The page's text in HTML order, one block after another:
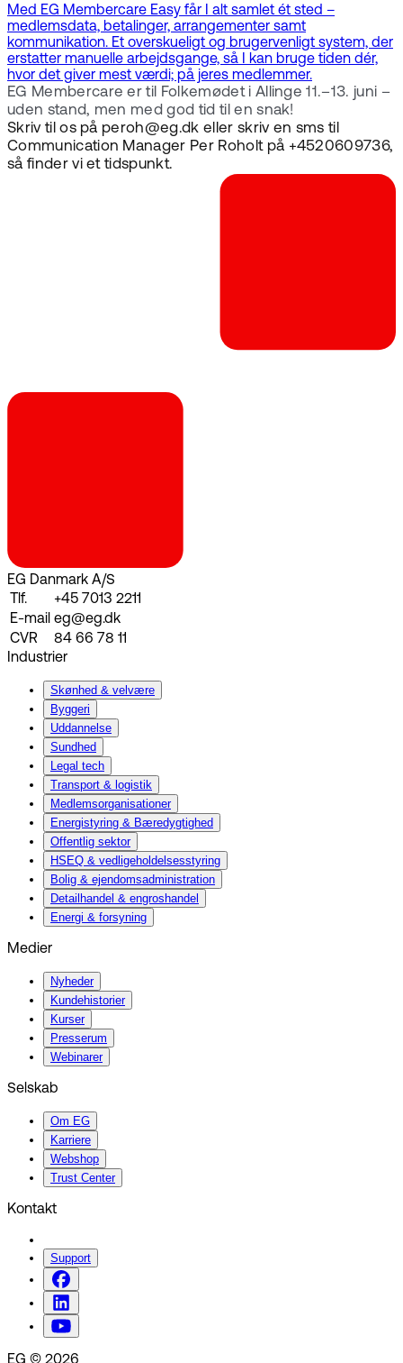
Med EG Membercare Easy får I alt samlet ét sted –
medlemsdata, betalinger, arrangementer samt
kommunikation. Et overskueligt og brugervenligt system, der
erstatter manuelle arbejdsgange, så I kan bruge tiden dér,
hvor det giver mest værdi; på jeres medlemmer.
EG Membercare er til Folkemødet i Allinge 11.–13. juni –
uden stand, men med god tid til en snak!
Skriv til os på peroh@eg.dk eller skriv en sms til
Communication Manager Per Roholt på +4520609736,
så finder vi et tidspunkt.
EG Danmark A/S
Tlf.
+45 7013 2211
E-mail eg@eg.dk
CVR
84 66 78 11
Industrier
Skønhed & velvære
Byggeri
Uddannelse
Sundhed
Legal tech
Transport & logistik
Medlemsorganisationer
Energistyring & Bæredygtighed
Offentlig sektor
HSEQ & vedligeholdelsesstyring
Bolig & ejendomsadministration
Detailhandel & engroshandel
Energi & forsyning
Medier
Nyheder
Kundehistorier
Kurser
Presserum
Webinarer
Selskab
Om EG
Karriere
Webshop
Trust Center
Kontakt
Support